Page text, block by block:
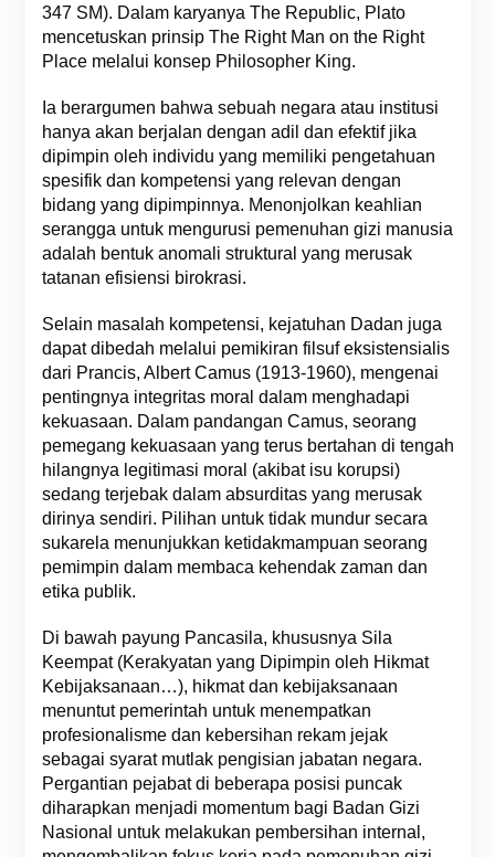
347 SM). Dalam karyanya The Republic, Plato
mencetuskan prinsip The Right Man on the Right
Place melalui konsep Philosopher King.
Ia berargumen bahwa sebuah negara atau institusi
hanya akan berjalan dengan adil dan efektif jika
dipimpin oleh individu yang memiliki pengetahuan
spesifik dan kompetensi yang relevan dengan
bidang yang dipimpinnya. Menonjolkan keahlian
serangga untuk mengurusi pemenuhan gizi manusia
adalah bentuk anomali struktural yang merusak
tatanan efisiensi birokrasi.
Selain masalah kompetensi, kejatuhan Dadan juga
dapat dibedah melalui pemikiran filsuf eksistensialis
dari Prancis, Albert Camus (1913-1960), mengenai
pentingnya integritas moral dalam menghadapi
kekuasaan. Dalam pandangan Camus, seorang
pemegang kekuasaan yang terus bertahan di tengah
hilangnya legitimasi moral (akibat isu korupsi)
sedang terjebak dalam absurditas yang merusak
dirinya sendiri. Pilihan untuk tidak mundur secara
sukarela menunjukkan ketidakmampuan seorang
pemimpin dalam membaca kehendak zaman dan
etika publik.
Di bawah payung Pancasila, khususnya Sila
Keempat (Kerakyatan yang Dipimpin oleh Hikmat
Kebijaksanaan…), hikmat dan kebijaksanaan
menuntut pemerintah untuk menempatkan
profesionalisme dan kebersihan rekam jejak
sebagai syarat mutlak pengisian jabatan negara.
Pergantian pejabat di beberapa posisi puncak
diharapkan menjadi momentum bagi Badan Gizi
Nasional untuk melakukan pembersihan internal,